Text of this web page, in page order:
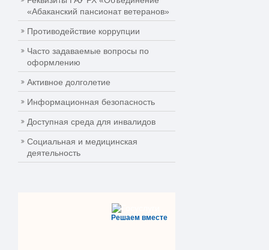
«Абаканский пансионат ветеранов»
Противодействие коррупции
Часто задаваемые вопросы по
оформлению
Активное долголетие
Информационная безопасность
Доступная среда для инвалидов
Социальная и медицинская
деятельность
Решаем вместе